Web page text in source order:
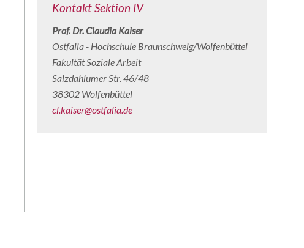
Kontakt Sektion IV
Prof. Dr. Claudia Kaiser
Ostfalia - Hochschule Braunschweig/Wolfenbüttel
Fakultät Soziale Arbeit
Salzdahlumer Str. 46/48
38302 Wolfenbüttel
cl.kaiser@ostfalia.de